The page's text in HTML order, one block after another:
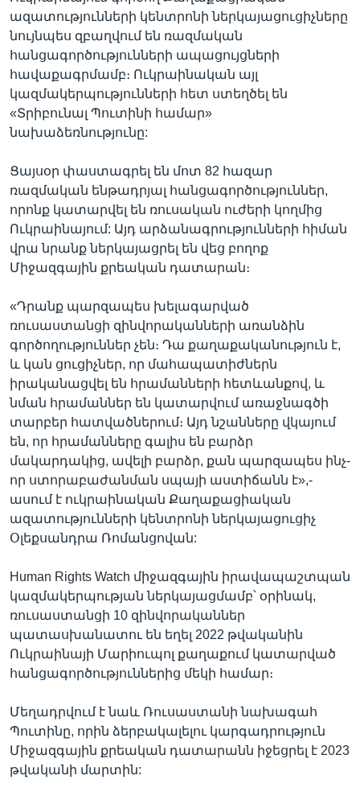
ազատությունների կենտրոնի ներկայացուցիչները
նույնպես զբաղվում են ռազմական
հանցագործությունների ապացույցների
հավաքագրմամբ։ Ուկրաինական այլ
կազմակերպությունների հետ ստեղծել են
«Տրիբունալ Պուտինի համար»
նախաձեռնությունը:
Ցայսօր փաստագրել են մոտ 82 հազար
ռազմական ենթադրյալ հանցագործություններ,
որոնք կատարվել են ռուսական ուժերի կողմից
Ուկրաինայում: Այդ արձանագրությունների հիման
վրա նրանք ներկայացրել են վեց բողոք
Միջազգային քրեական դատարան։
«Դրանք պարզապես խելագարված
ռուսաստանցի զինվորականների առանձին
գործողություններ չեն։ Դա քաղաքականություն է,
և կան ցուցիչներ, որ մահապատիժներն
իրականացվել են հրամանների հետևանքով, և
նման հրամաններ են կատարվում առաջնագծի
տարբեր հատվածներում։ Այդ նշանները վկայում
են, որ հրամանները գալիս են բարձր
մակարդակից, ավելի բարձր, քան պարզապես ինչ-
որ ստորաբաժանման սպայի աստիճանն է»,-
ասում է ուկրաինական Քաղաքացիական
ազատությունների կենտրոնի ներկայացուցիչ
Օլեքսանդրա Ռոմանցովան:
Human Rights Watch միջազգային իրավապաշտպան
կազմակերպության ներկայացմամբ՝ օրինակ,
ռուսաստանցի 10 զինվորականներ
պատասխանատու են եղել 2022 թվականին
Ուկրաինայի Մարիուպոլ քաղաքում կատարված
հանցագործություններից մեկի համար։
Մեղադրվում է նաև Ռուսաստանի նախագահ
Պուտինը, որին ձերբակալելու կարգադրություն
Միջազգային քրեական դատարանն իջեցրել է 2023
թվականի մարտին: